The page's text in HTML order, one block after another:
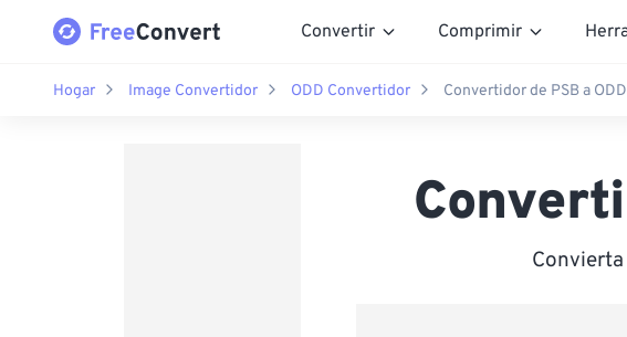
Convertir Comprimir
Hogar Image Convertidor ODD Convertidor Convertidor de PSB a ODD
Convierta